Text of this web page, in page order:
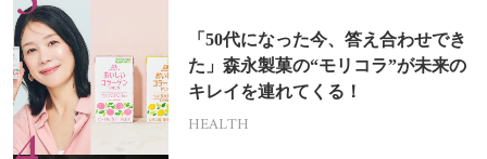
「50代になった今、答え合わせでき
た」森永製菓の“モリコラ”が未来の
キレイを連れてくる！
HEALTH